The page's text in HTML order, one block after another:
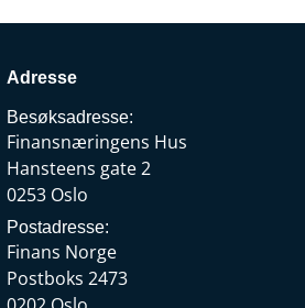
Adresse
Besøksadresse:
Finansnæringens Hus
Hansteens gate 2
0253 Oslo
Postadresse:
Finans Norge
Postboks 2473